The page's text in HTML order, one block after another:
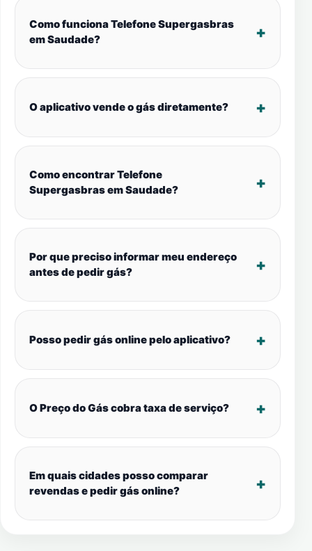
Como funciona Telefone Supergasbras
em Saudade?
O aplicativo vende o gás diretamente?
Como encontrar Telefone
Supergasbras em Saudade?
Por que preciso informar meu endereço
antes de pedir gás?
Posso pedir gás online pelo aplicativo?
O Preço do Gás cobra taxa de serviço?
Em quais cidades posso comparar
revendas e pedir gás online?